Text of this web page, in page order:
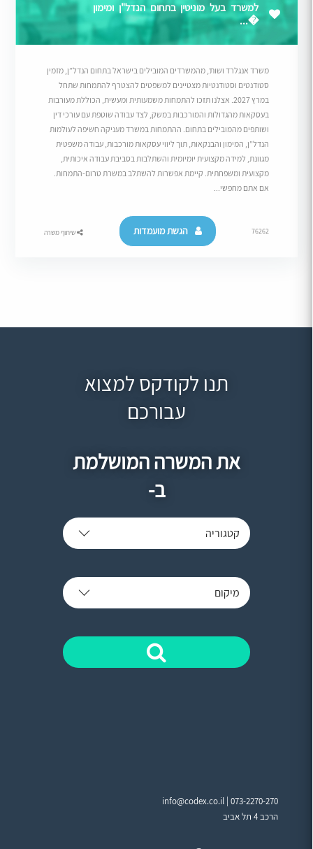
למשרד בעל מוניטין בתחום הנדל"ן ומימון
�...
משרד אנגלרד ושות’, מהמשרדים המובילים בישראל בתחום הנדל”ן, מזמין
סטודנטים וסטודנטיות מצטיינים למשפטים להצטרף להתמחות שתחל
במרץ 2027. אצלנו תזכו להתמחות משמעותית ומעשית, הכוללת מעורבות
בעסקאות מהגדולות והמורכבות במשק, לצד עבודה שוטפת עם עורכי דין
ושותפים מהמובילים בתחום. ההתמחות במשרד מעניקה חשיפה לעולמות
הנדל”ן, המימון והבנקאות, תוך ליווי עסקאות מורכבות, עבודה משפטית
מגוונת, למידה מקצועית יומיומית והשתלבות בסביבת עבודה איכותית,
מקצועית ומשפחתית. קיימת אפשרות להשתלב במשרת טרום-התמחות.
אם אתם מחפשי...
76262 הגשת מועמדות שיתוף משרה
תנו לקודקס למצוא
עבורכם
את המשרה המושלמת
ב-
קטגוריה
מיקום
info@codex.co.il |073-2270-270
הרכב 4 תל אביב